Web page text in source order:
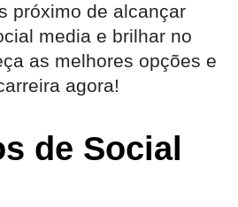
próximo de alcançar
media e brilhar no
as melhores opções e
agora!
de Social